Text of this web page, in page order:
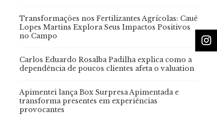
Transformações nos Fertilizantes Agrícolas: Cauê
Lopes Martins Explora Seus Impactos Positivos
no Campo
Carlos Eduardo Rosalba Padilha explica como a
dependência de poucos clientes afeta o valuation
Apimentei lança Box Surpresa Apimentada e
transforma presentes em experiências
provocantes